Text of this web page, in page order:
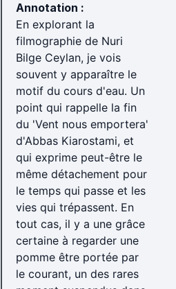
Annotation :
En explorant la
filmographie de Nuri
Bilge Ceylan, je vois
souvent y apparaître le
motif du cours d'eau. Un
point qui rappelle la fin
du 'Vent nous emportera'
d'Abbas Kiarostami, et
qui exprime peut-être le
même détachement pour
le temps qui passe et les
vies qui trépassent. En
tout cas, il y a une grâce
certaine à regarder une
pomme être portée par
le courant, un des rares